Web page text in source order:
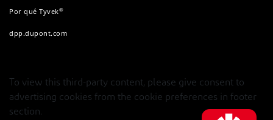
Por qué Tyvek®
dpp.dupont.com
To view this third-party content, please give consent to
advertising cookies from the cookie preferences in footer
section.